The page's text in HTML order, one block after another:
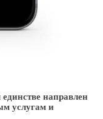
направлен
услугам и